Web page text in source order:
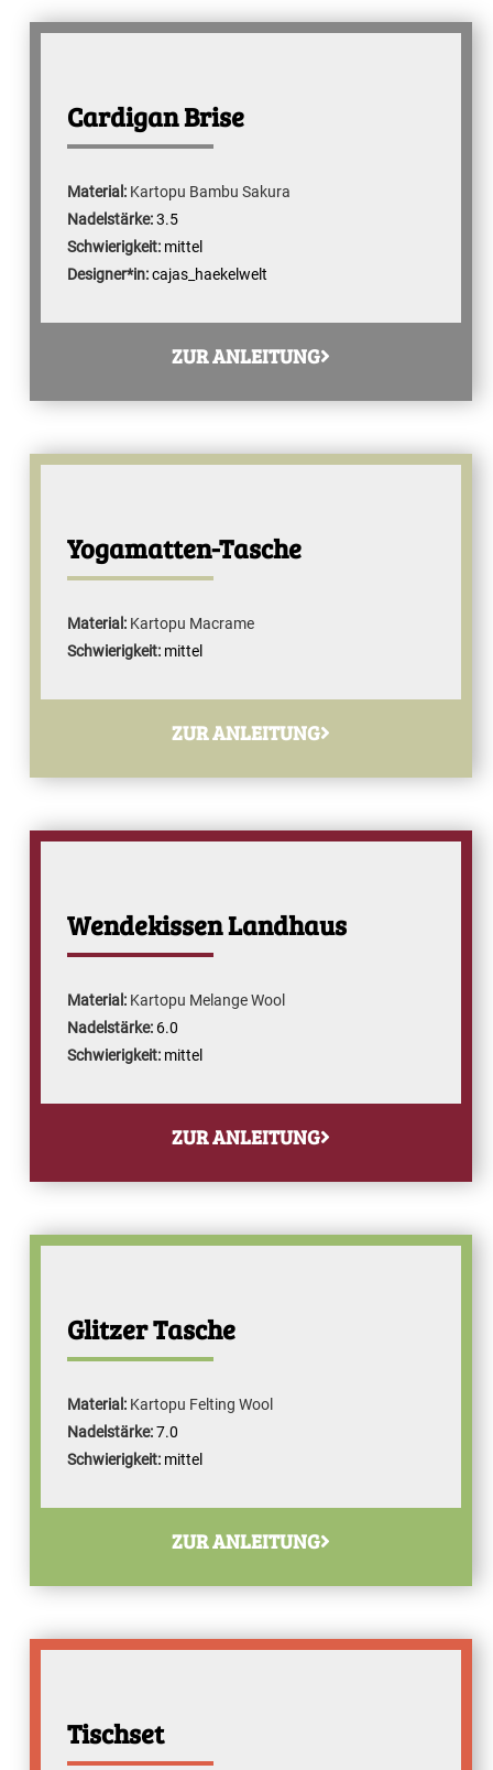
Cardigan Brise
Material: Kartopu Bambu Sakura
Nadelstärke:3.5
Schwierigkeit: mittel
Designer*in:cajas_haekelwelt
ZUR ANLEITUNG
Yogamatten-Tasche
Material: Kartopu Macrame
Schwierigkeit: mittel
ZUR ANLEITUNG
Wendekissen Landhaus
Material: Kartopu Melange Wool
Nadelstärke: 6.0
Schwierigkeit: mittel
ZUR ANLEITUNG
Glitzer Tasche
Material: Kartopu Felting Wool
Nadelstärke:7.0
Schwierigkeit: mittel
ZUR ANLEITUNG
Tischset